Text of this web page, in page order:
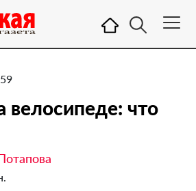
велосипеде: что